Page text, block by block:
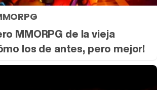
MMORPG de la vieja
los de antes, pero mejor!